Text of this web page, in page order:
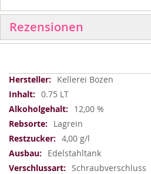
Rezensionen
Weitere
Informationen
Kellerei Bozen
0.75 LT
12,00 %
Lagrein
4,00 g/l
Edelstahltank
Schraubverschluss